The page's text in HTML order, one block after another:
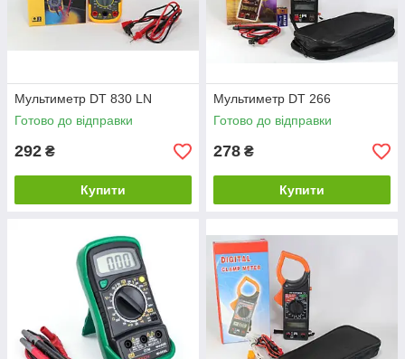
Мультиметр DT 830 LN
Готово до відправки
292 ₴
Купити
Мультиметр DT 266
Готово до відправки
278 ₴
Купити